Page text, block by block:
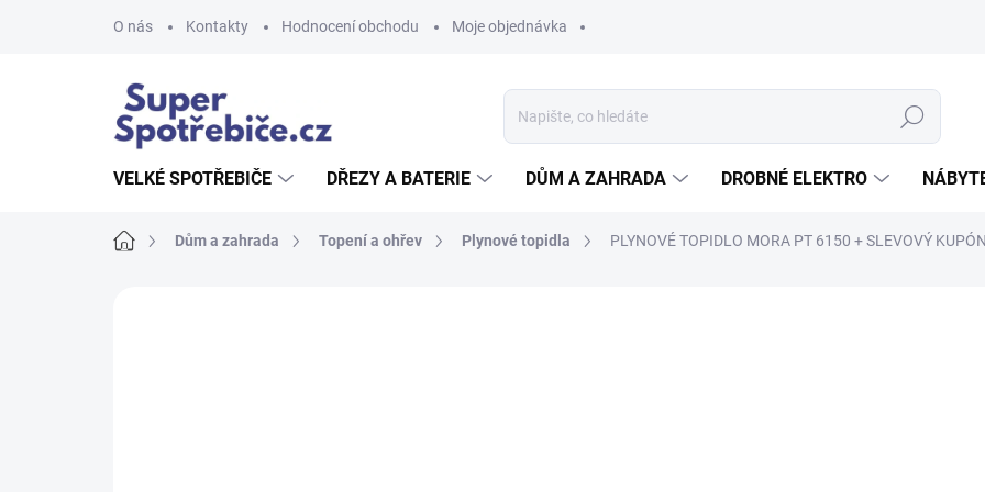
O nás Kontakty Hodnocení obchodu Moje objednávka
Hledat
VELKÉ SPOTŘEBIČE DŘEZY A BATERIE DŮM A ZAHRADA DROBNÉ ELEKTRO
Domů Dům a zahrada Topení a ohřev Plynové topidla PLYNOVÉ TOPIDLO MORA PT 6150 + SLEVOVÝ